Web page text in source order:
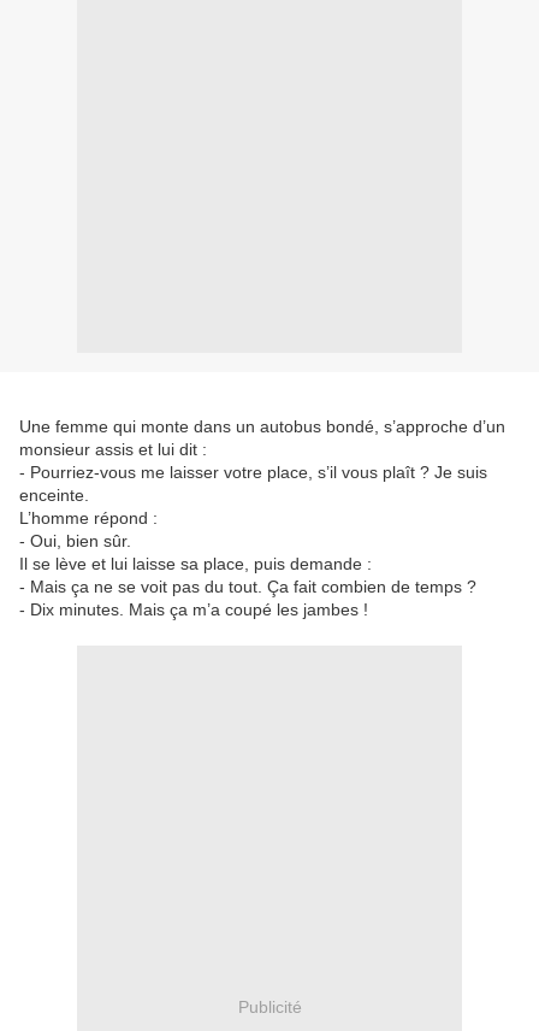
Une femme qui monte dans un autobus bondé, s’approche d’un
monsieur assis et lui dit :
- Pourriez-vous me laisser votre place, s’il vous plaît ? Je suis
enceinte.
L’homme répond :
- Oui, bien sûr.
Il se lève et lui laisse sa place, puis demande :
- Mais ça ne se voit pas du tout. Ça fait combien de temps ?
- Dix minutes. Mais ça m’a coupé les jambes !
Publicité